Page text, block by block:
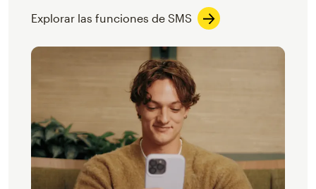
Explorar las funciones de SMS